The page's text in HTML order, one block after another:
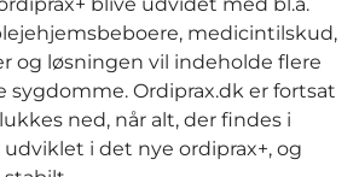
medicintilskud,
og løsningen vil indeholde flere
sygdomme. Ordiprax.dk er fortsat
ned, når alt, der findes i
i det nye ordiprax+, og